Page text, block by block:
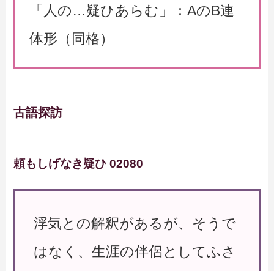
「人の…疑ひあらむ」：AのB連
体形（同格）
古語探訪
頼もしげなき疑ひ 02080
浮気との解釈があるが、そうで
はなく、生涯の伴侶としてふさ